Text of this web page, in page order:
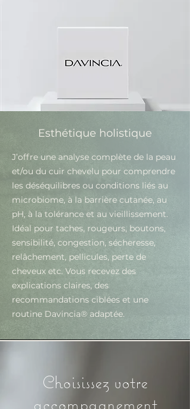
Esthétique holistique
J’offre une analyse complète de la peau
et/ou du cuir chevelu pour comprendre
les déséquilibres ou conditions liés au
microbiome, à la barrière cutanée, au
pH, à la tolérance et au vieillissement.
Idéal pour taches, rougeurs, boutons,
sensibilité, congestion, sécheresse,
relâchement, pellicules, perte de
cheveux etc. Vous recevez des
explications claires, des
recommandations ciblées et une
routine Davincia® adaptée.
Choisissez votre
accompagnement